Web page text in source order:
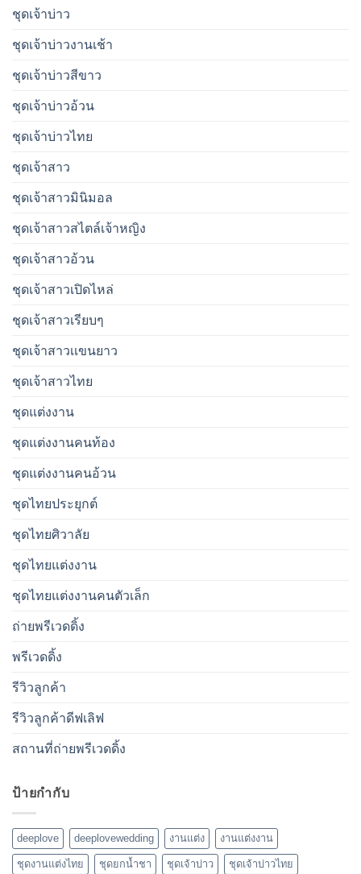
ชุดเจ้าบ่าว
ชุดเจ้าบ่าวงานเช้า
ชุดเจ้าบ่าวสีขาว
ชุดเจ้าบ่าวอ้วน
ชุดเจ้าบ่าวไทย
ชุดเจ้าสาว
ชุดเจ้าสาวมินิมอล
ชุดเจ้าสาวสไตล์เจ้าหญิง
ชุดเจ้าสาวอ้วน
ชุดเจ้าสาวเปิดไหล่
ชุดเจ้าสาวเรียบๆ
ชุดเจ้าสาวเเขนยาว
ชุดเจ้าสาวไทย
ชุดแต่งงาน
ชุดแต่งงานคนท้อง
ชุดแต่งงานคนอ้วน
ชุดไทยประยุกต์
ชุดไทยศิวาลัย
ชุดไทยแต่งงาน
ชุดไทยแต่งงานคนตัวเล็ก
ถ่ายพรีเวดดิ้ง
พรีเวดดิ้ง
รีวิวลูกค้า
รีวิวลูกค้าดีฟเลิฟ
สถานที่ถ่ายพรีเวดดิ้ง
ป้ายกำกับ
deeplove deeplovewedding งานแต่ง งานแต่งงาน
ชุดงานแต่งไทย ชุดยกน้ำชา ชุดเจ้าบ่าว ชุดเจ้าบ่าวไทย